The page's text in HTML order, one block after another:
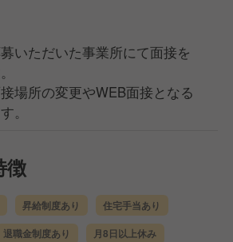
いただいた事業所にて面接を
場所の変更やWEB面接となる
。
徴
昇給制度あり 住宅手当あり
退職金制度あり 月8日以上休み